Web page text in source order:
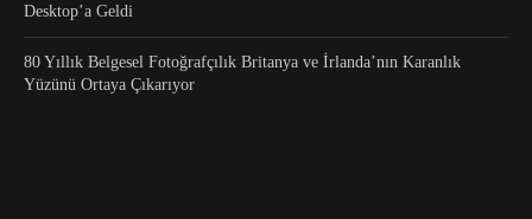
Desktop’a Geldi
80 Yıllık Belgesel Fotoğrafçılık Britanya ve İrlanda’nın Karanlık
Yüzünü Ortaya Çıkarıyor